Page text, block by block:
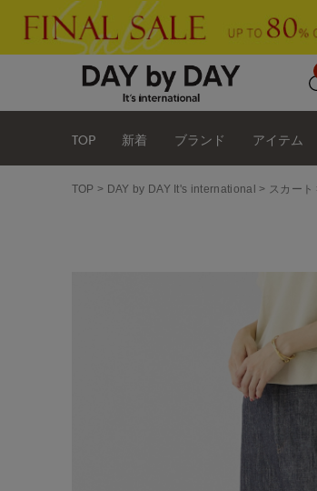
TOP 新着 ブランド アイテム
TOP DAY by DAY It's international スカート